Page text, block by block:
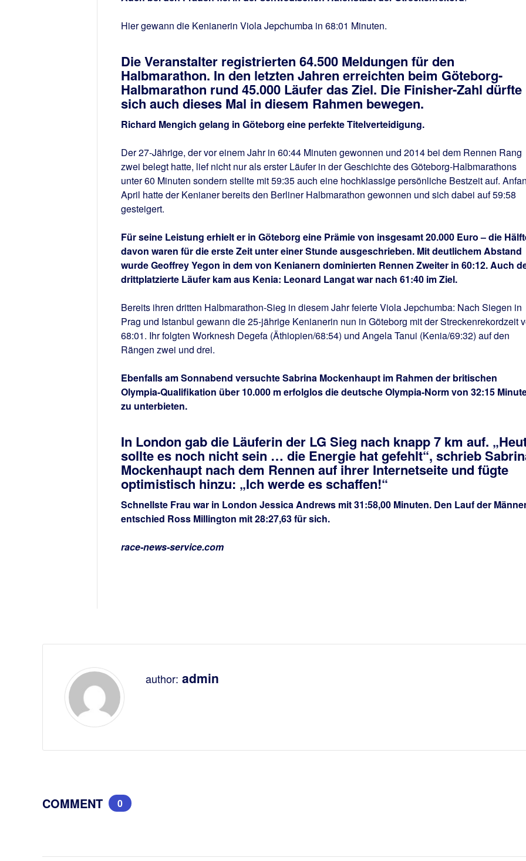
Hier gewann die Kenianerin Viola Jepchumba in 68:01 Minuten.
Die Veranstalter registrierten 64.500 Meldungen für den
Halbmarathon. In den letzten Jahren erreichten beim Göteborg-
Halbmarathon rund 45.000 Läufer das Ziel. Die Finisher-Zahl dürfte
sich auch dieses Mal in diesem Rahmen bewegen.
Richard Mengich gelang in Göteborg eine perfekte Titelverteidigung.
Der 27-Jährige, der vor einem Jahr in 60:44 Minuten gewonnen und 2014 bei dem Rennen Rang
zwei belegt hatte, lief nicht nur als erster Läufer in der Geschichte des Göteborg-Halbmarathons
unter 60 Minuten sondern stellte mit 59:35 auch eine hochklassige persönliche Bestzeit auf.
April hatte der Kenianer bereits den Berliner Halbmarathon gewonnen und sich dabei auf 59:58
gesteigert.
Für seine Leistung erhielt er in Göteborg eine Prämie von insgesamt 20.000 Euro – die
davon waren für die erste Zeit unter einer Stunde ausgeschrieben. Mit deutlichem Abstand
wurde Geoffrey Yegon in dem von Kenianern dominierten Rennen Zweiter in 60:12. Auch
drittplatzierte Läufer kam aus Kenia: Leonard Langat war nach 61:40 im Ziel.
Bereits ihren dritten Halbmarathon-Sieg in diesem Jahr feierte Viola Jepchumba: Nach Siegen in
Prag und Istanbul gewann die 25-jährige Kenianerin nun in Göteborg mit der Streckenrekordzeit
68:01. Ihr folgten Worknesh Degefa (Äthiopien/68:54) und Angela Tanui (Kenia/69:32) auf den
Rängen zwei und drei.
Ebenfalls am Sonnabend versuchte Sabrina Mockenhaupt im Rahmen der britischen
Olympia-Qualifikation über 10.000 m erfolglos die deutsche Olympia-Norm von 32:15
zu unterbieten.
In London gab die Läuferin der LG Sieg nach knapp 7 km auf.
sollte es noch nicht sein … die Energie hat gefehlt“, schrieb
Mockenhaupt nach dem Rennen auf ihrer Internetseite und fügte
optimistisch hinzu: „Ich werde es schaffen!“
Schnellste Frau war in London Jessica Andrews mit 31:58,00 Minuten. Den Lauf der
entschied Ross Millington mit 28:27,63 für sich.
race-news-service.com
author: admin
COMMENT 0